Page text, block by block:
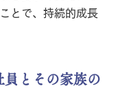
とで、持続的成長
員とその家族の